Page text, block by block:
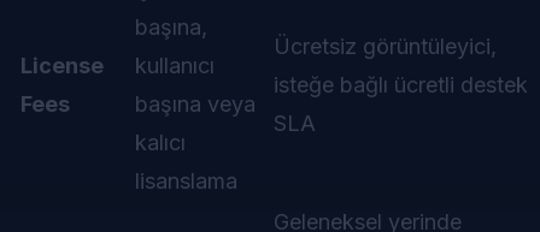
License
Fees
başına,
kullanıcı
başına veya
kalıcı
lisanslama
Ücretsiz görüntüleyici,
isteğe bağlı ücretli destek
SLA
Geleneksel yerinde